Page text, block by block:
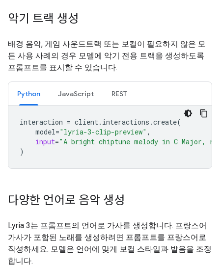
악기 트랙 생성
배경 음악, 게임 사운드트랙 또는 보컬이 필요하지 않은 모
든 사용 사례의 경우 모델에 악기 전용 트랙을 생성하도록
프롬프트를 표시할 수 있습니다.
Python JavaScript REST
interaction = client. interactions .create(
model="lyria-3-clip-preview" ,
input="A bright chiptune melody in C Major,
)
다양한 언어로 음악 생성
Lyria 3는 프롬프트의 언어로 가사를 생성합니다. 프랑스어
가사가 포함된 노래를 생성하려면 프롬프트를 프랑스어로
작성하세요. 모델은 언어에 맞게 보컬 스타일과 발음을 조정
합니다.